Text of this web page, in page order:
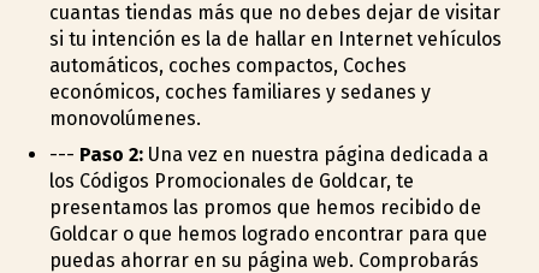
cuantas tiendas más que no debes dejar de visitar
si tu intención es la de hallar en Internet vehículos
automáticos, coches compactos, Coches
económicos, coches familiares y sedanes y
monovolúmenes.
--- Paso 2:Una vez en nuestra página dedicada a
los Códigos Promocionales de Goldcar, te
presentamos las promos que hemos recibido de
Goldcar o que hemos logrado encontrar para que
puedas ahorrar en su página web. Comprobarás